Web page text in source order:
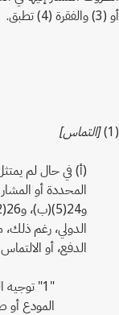
أو (3) والفقرة (4) تطبق.
(1)
[التماس]
(أ) في حال لم
الدولي، رغم ذلك،
الدفع، أو
"1"
المودع أو